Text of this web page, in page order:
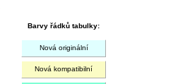
Barvy řádků tabulky:
Nová originální
Nová kompatibilní